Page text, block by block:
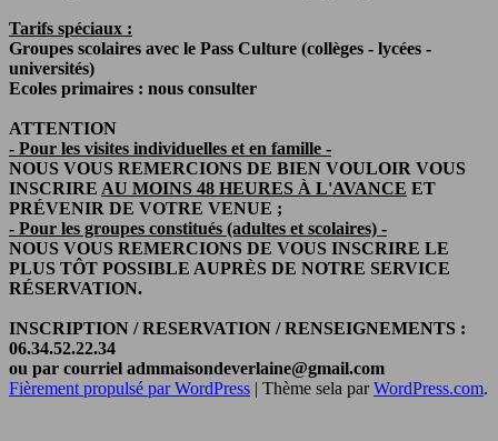
Tarifs spéciaux :
Groupes scolaires avec le Pass Culture (collèges - lycées -
universités)
Ecoles primaires : nous consulter
ATTENTION
- Pour les visites individuelles et en famille -
NOUS VOUS REMERCIONS DE BIEN VOULOIR VOUS
INSCRIRE AU MOINS 48 HEURES À L'AVANCE ET
PRÉVENIR DE VOTRE VENUE ;
- Pour les groupes constitués (adultes et scolaires) -
NOUS VOUS REMERCIONS DE VOUS INSCRIRE LE
PLUS TÔT POSSIBLE AUPRÈS DE NOTRE SERVICE
RÉSERVATION.
INSCRIPTION / RESERVATION / RENSEIGNEMENTS :
06.34.52.22.34
ou par courriel admmaisondeverlaine@gmail.com
Fièrement propulsé par WordPress | Thème sela parWordPress.com.